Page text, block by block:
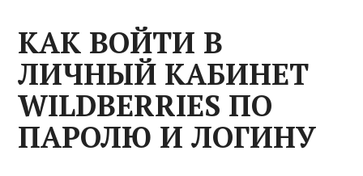
КАК ВОЙТИ В
ЛИЧНЫЙ КАБИНЕТ
WILDBERRIES ПО
ПАРОЛЮ И ЛОГИНУ